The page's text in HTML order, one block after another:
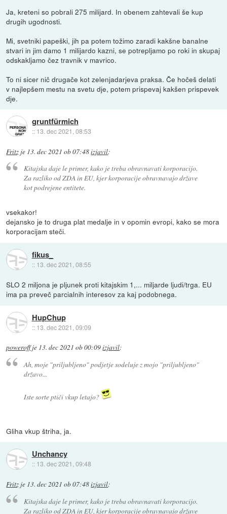
Ja, kreteni so pobrali 275 milijard. In obenem zahtevali še kup
drugih ugodnosti.
Mi, svetniki papeški, jih pa potem tožimo zaradi kakšne banalne
stvari in jim damo 1 milijardo kazni, se potrepljamo po roki in skupaj
odskakljamo čez travnik v mavrico.
To ni sicer nič drugače kot zelenjadarjeva praksa. Če hočeš delati
v najlepšem mestu na svetu dje, potem prispevaj kakšen prispevek
dje.
gruntfürmich
:: 13. dec 2021, 08:53
Fritz je 13. dec 2021 ob 07:48izjavil:
Kitajska daje le primer, kako je treba obravnavati korporacijo.
Za razliko od ZDA in EU, kjer korporacije obravnavajo države
kot podrejene entitete.
vsekakor!
dejansko je to druga plat medalje in v opomin evropi, kako se mora
korporacijam steči.
fikus_
:: 13. dec 2021, 08:55
SLO 2 miljona je pljunek proti kitajskim 1,... miljarde ljudi/trga. EU
ima pa preveč parcialnih interesov za kaj podobnega.
HupChup
:: 13. dec 2021, 09:09
poweroffje 13. dec 2021 ob 00:09izjavil:
Ah, moje "priljubljeno" podjetje sodeluje z mojo "priljubljeno"
državo...
Iste sorte ptiči vkup letajo?
Gliha vkup štriha, ja.
Unchancy
:: 13. dec 2021, 09:48
Fritz je 13. dec 2021 ob 07:48izjavil:
Kitajska daje le primer, kako je treba obravnavati korporacijo.
Za razliko od ZDA in EU, kjer korporacije obravnavajo države